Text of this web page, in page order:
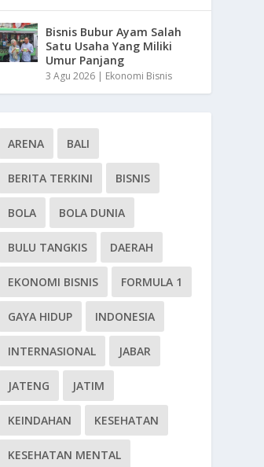
Bisnis Bubur Ayam Salah
Satu Usaha Yang Miliki
Umur Panjang
3 Agu 2026 | Ekonomi Bisnis
ARENA BALI
BERITA TERKINI BISNIS
BOLA BOLA DUNIA
BULU TANGKIS DAERAH
EKONOMI BISNIS FORMULA 1
GAYA HIDUP INDONESIA
INTERNASIONAL JABAR
JATENG JATIM
KEINDAHAN KESEHATAN
KESEHATAN MENTAL